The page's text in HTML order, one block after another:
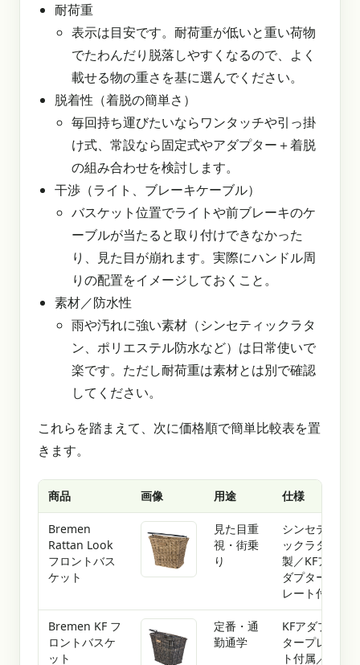
耐荷重
表示は目安です。耐荷重が低いと重い荷物
でたわんだり脱落しやすくなるので、よく
載せる物の重さを基に選んでください。
脱着性（着脱の簡単さ）
毎回持ち運びたいならワンタッチや引っ掛
け式、常設なら固定式やアダプター＋着脱
の組み合わせを検討します。
干渉（ライト、ブレーキケーブル）
バスケット位置でライトや前ブレーキのケ
ーブルが当たると取り付けできなかった
り、見た目が崩れます。実際にハンドル周
りの配置をイメージしておくこと。
素材／防水性
雨や汚れに強い素材（シンセティックラタ
ン、ポリエステル防水など）は日常使いで
楽です。ただし耐荷重は素材とは別で確認
してください。
これらを踏まえて、次に価格順で簡単比較表を置
きます。
商品 画像 用途 仕様
Bremen
Rattan Look
フロントバス
ケット
見た目重
視・街乗
り
シンセティ
ックラタン
製／KFア
ダプタープ
レート付属
Bremen KF フ
ロントバスケ
ット
定番・通
勤通学
KFアダプ
タープレー
ト付属／シ